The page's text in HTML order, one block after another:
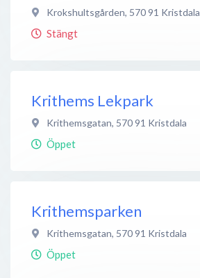
Krokshultsgården, 570 91 Kristdala
Stängt
Krithems Lekpark
Krithemsgatan, 570 91 Kristdala
Öppet
Krithemsparken
Krithemsgatan, 570 91 Kristdala
Öppet